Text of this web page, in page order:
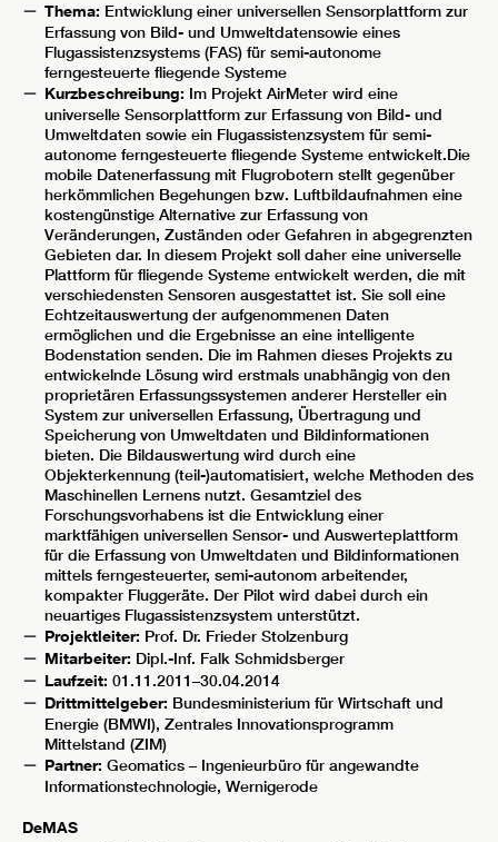
Thema: Entwicklung einer universellen Sensorplattform zur
Erfassung von Bild- und Umweltdatensowie eines
Flugassistenzsystems (FAS) für semi-autonome
ferngesteuerte fliegende Systeme
Kurzbeschreibung: Im Projekt AirMeter wird eine
universelle Sensorplattform zur Erfassung von Bild- und
Umweltdaten sowie ein Flugassistenzsystem für semi-
autonome ferngesteuerte fliegende Systeme entwickelt.Die
mobile Datenerfassung mit Flugrobotern stellt gegenüber
herkömmlichen Begehungen bzw. Luftbildaufnahmen eine
kostengünstige Alternative zur Erfassung von
Veränderungen, Zuständen oder Gefahren in abgegrenzten
Gebieten dar. In diesem Projekt soll daher eine universelle
Plattform für fliegende Systeme entwickelt werden, die mit
verschiedensten Sensoren ausgestattet ist. Sie soll eine
Echtzeitauswertung der aufgenommenen Daten
ermöglichen und die Ergebnisse an eine intelligente
Bodenstation senden. Die im Rahmen dieses Projekts zu
entwickelnde Lösung wird erstmals unabhängig von den
proprietären Erfassungssystemen anderer Hersteller ein
System zur universellen Erfassung, Übertragung und
Speicherung von Umweltdaten und Bildinformationen
bieten. Die Bildauswertung wird durch eine
Objekterkennung (teil-)automatisiert, welche Methoden des
Maschinellen Lernens nutzt. Gesamtziel des
Forschungsvorhabens ist die Entwicklung einer
marktfähigen universellen Sensor- und Auswerteplattform
für die Erfassung von Umweltdaten und Bildinformationen
mittels ferngesteuerter, semi-autonom arbeitender,
kompakter Fluggeräte. Der Pilot wird dabei durch ein
neuartiges Flugassistenzsystem unterstützt.
Projektleiter: Prof. Dr. Frieder Stolzenburg
Mitarbeiter: Dipl.-Inf. Falk Schmidsberger
Laufzeit: 01.11.2011–30.04.2014
Drittmittelgeber: Bundesministerium für Wirtschaft und
Energie (BMWI), Zentrales Innovationsprogramm
Mittelstand (ZIM)
Partner: Geomatics – Ingenieurbüro für angewandte
Informationstechnologie, Wernigerode
DeMAS